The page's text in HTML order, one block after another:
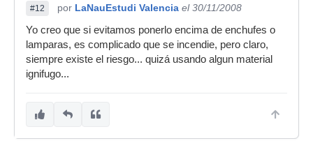
#12 por LaNauEstudi Valencia el 30/11/2008
Yo creo que si evitamos ponerlo encima de enchufes o
lamparas, es complicado que se incendie, pero claro,
siempre existe el riesgo... quizá usando algun material
ignifugo...